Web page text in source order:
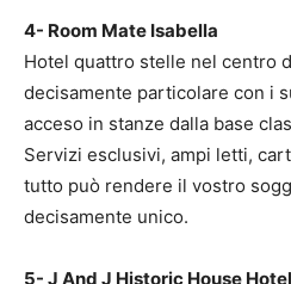
4- Room Mate Isabella
Hotel quattro stelle nel centro
decisamente particolare con i
acceso in stanze dalla base
Servizi esclusivi, ampi letti,
tutto può rendere il vostro
decisamente unico.
5- J And J Historic House Hotel